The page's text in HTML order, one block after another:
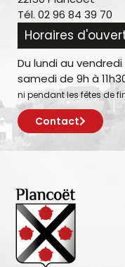
Tél. 02 96 84 39 70
Horaires
Du lundi au vendredi
samedi de 9h à
ni pendant les fêtes de
Contact